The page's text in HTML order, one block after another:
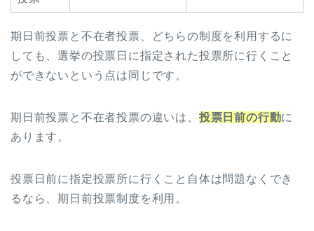
期日前投票と不在者投票、どちらの制度を利用するに
しても、選挙の投票日に指定された投票所に行くこと
ができないという点は同じです。
期日前投票と不在者投票の違いは、 投票日前の行動に
あります。
投票日前に指定投票所に行くこと自体は問題なくでき
るなら、期日前投票制度を利用。